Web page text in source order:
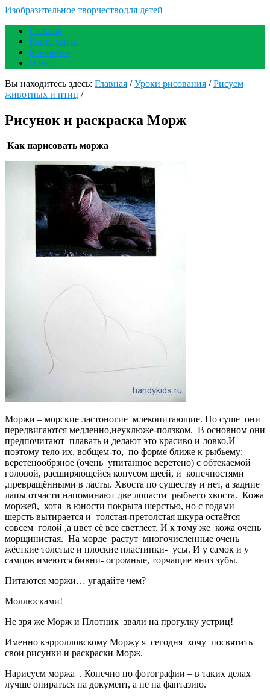
Изобразительное творчестводля детей
Главная
Карта сайта
Контакты
О нас
Вы находитесь здесь: Главная /Уроки рисования /Рисуем
животных и птиц /
Рисунок и раскраска Морж
Как нарисовать моржа
Моржи – морские ластоногие млекопитающие. По суше они
передвигаются медленно,неуклюже-ползком. В основном они
предпочитают плавать и делают это красиво и ловко.И
поэтому тело их, вобщем-то, по форме ближе к рыбьему:
веретенообрзное (очень упитанное веретено) с обтекаемой
головой, расширяющейся конусом шеей, и конечностями
,превращёнными в ласты. Хвоста по существу и нет, а задние
лапы отчасти напоминают две лопасти рыбьего хвоста. Кожа
моржей, хотя в юности покрыта шерстью, но с годами
шерсть вытирается и толстая-претолстая шкура остаётся
совсем голой ,а цвет её всё светлеет. И к тому же кожа очень
морщинистая. На морде растут многочисленные очень
жёсткие толстые и плоские пластинки- усы. И у самок и у
самцов имеются бивни- огромные, торчащие вниз зубы.
Питаются моржи… угадайте чем?
Моллюсками!
Не зря же Морж и Плотник звали на прогулку устриц!
Именно кэрролловскому Моржу я сегодня хочу посвятить
свои рисунки и раскраски Морж.
Нарисуем моржа . Конечно по фотографии – в таких делах
лучше опираться на документ, а не на фантазию.